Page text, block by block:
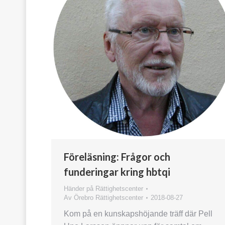
Föreläsning: Frågor och
funderingar kring hbtqi
Händer på Rättighetscenter
Av Örebro Rättighetscenter 2018-08-27
Kom på en kunskapshöjande träff där Pell